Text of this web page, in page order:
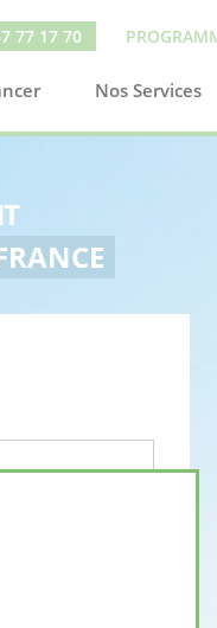
77 17 70
Nos Services